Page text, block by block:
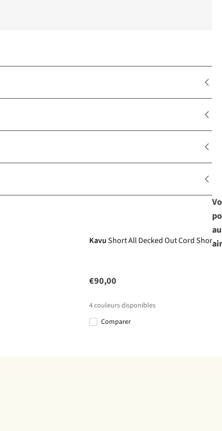
KavuShort All Decked Out Cord Shorts
€90,00
4couleurs disponibles
Comparer